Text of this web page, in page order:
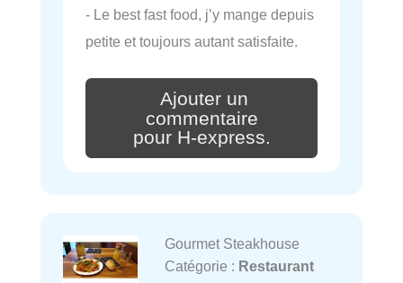
- Le best fast food, j’y mange depuis
petite et toujours autant satisfaite.
Ajouter un
commentaire
pour H-express.
Gourmet Steakhouse
Catégorie : Restaurant